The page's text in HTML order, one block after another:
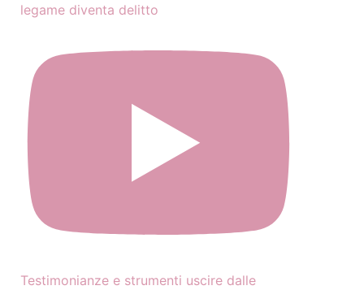
legame diventa delitto
Testimonianze e strumenti uscire dalle